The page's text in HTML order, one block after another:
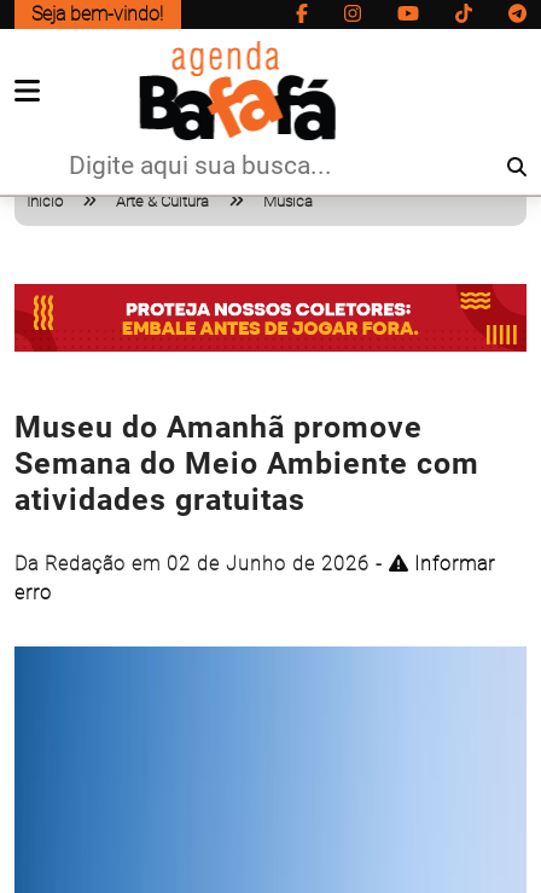
Seja bem-vindo!
Início Arte & Cultura Musica
Museu do Amanhã promove
Semana do Meio Ambiente com
atividades gratuitas
Da Redação em 02 de Junho de 2026 -
Informar
erro